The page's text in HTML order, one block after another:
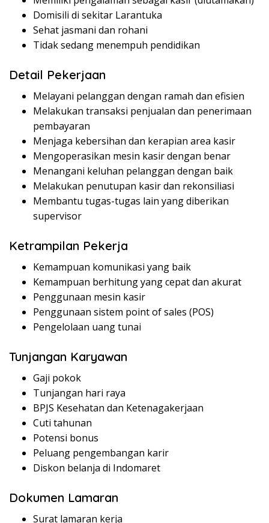
Domisili di sekitar Larantuka
Sehat jasmani dan rohani
Tidak sedang menempuh pendidikan
Detail Pekerjaan
Melayani pelanggan dengan ramah dan efisien
Melakukan transaksi penjualan dan penerimaan
pembayaran
Menjaga kebersihan dan kerapian area kasir
Mengoperasikan mesin kasir dengan benar
Menangani keluhan pelanggan dengan baik
Melakukan penutupan kasir dan rekonsiliasi
Membantu tugas-tugas lain yang diberikan
supervisor
Ketrampilan Pekerja
Kemampuan komunikasi yang baik
Kemampuan berhitung yang cepat dan akurat
Penggunaan mesin kasir
Penggunaan sistem point of sales (POS)
Pengelolaan uang tunai
Tunjangan Karyawan
Gaji pokok
Tunjangan hari raya
BPJS Kesehatan dan Ketenagakerjaan
Cuti tahunan
Potensi bonus
Peluang pengembangan karir
Diskon belanja di Indomaret
Dokumen Lamaran
Surat lamaran kerja